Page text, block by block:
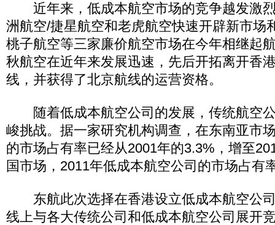
近年来，低成本航空市场的竞争越发激
洲航空/捷星航空和老虎航空快速开辟新市场
桃子航空等三家廉价航空市场在今年相继起
秋航空在近年来发展迅速，先后开拓离开香
线，并获得了北京航线的运营资格。
随着低成本航空公司的发展，传统航空
峻挑战。据一家研究机构调查，在东南亚市
的市场占有率已经从2001年的3.3%，增至
国市场，2011年低成本航空公司的市场占有
东航此次选择在香港设立低成本航空公
线上与各大传统公司和低成本航空公司展开